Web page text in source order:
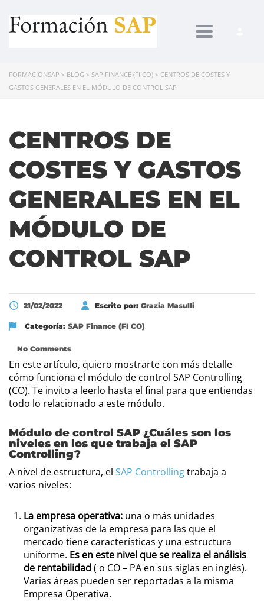
Toggle
FORMACIONSAP > BLOG > SAP FINANCE (FI CO) > CENTROS DE COSTES Y
GASTOS GENERALES EN EL MÓDULO DE CONTROL SAP
CENTROS DE
COSTES Y GASTOS
GENERALES EN EL
MÓDULO DE
CONTROL SAP
21/02/2022 Escrito por: Grazia Masulli
Categoría: SAP Finance (FI CO)
No Comments
En este artículo, quiero mostrarte con más detalle
cómo funciona el módulo de control SAP Controlling
(CO). Te invito a leerlo hasta el final para que entiendas
todo lo relacionado a este módulo.
Módulo de control SAP ¿Cuáles son los
niveles en los que trabaja el SAP
Controlling?
A nivel de estructura, el SAP Controllingtrabaja a
varios niveles:
La empresa operativa: una o más unidades
organizativas de la empresa para las que el
mercado tiene características y una estructura
uniforme. Es en este nivel que se realiza el análisis
de rentabilidad ( o CO – PA en sus siglas en inglés).
Varias áreas pueden ser reportadas a la misma
Empresa Operativa.